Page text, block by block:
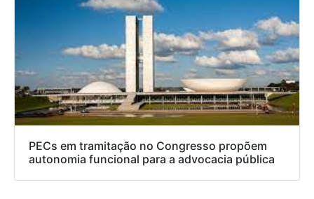
PECs em tramitação no Congresso propõem
autonomia funcional para a advocacia pública